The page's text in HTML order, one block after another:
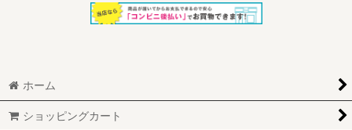
ホーム
ショッピングカート